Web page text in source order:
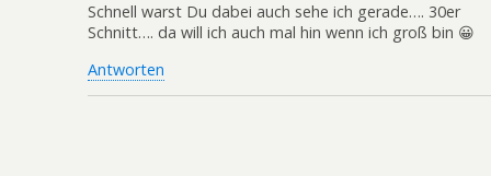
Schnell warst Du dabei auch sehe ich gerade…. 30er
Schnitt…. da will ich auch mal hin wenn ich groß bin 😀
Antworten